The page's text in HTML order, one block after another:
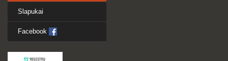
Slapukai
Facebook